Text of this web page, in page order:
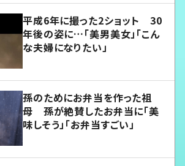
平成6年に撮った2ショット 30
年後の姿に…「美男美女」「こん
な夫婦になりたい」
孫のためにお弁当を作った祖
母 孫が絶賛したお弁当に「美
味しそう」「お弁当すごい」